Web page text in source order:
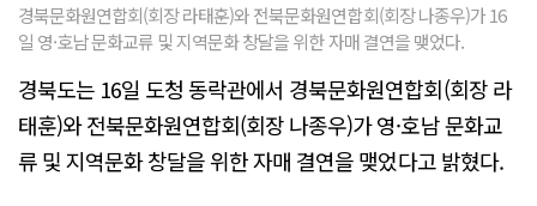
경북문화원연합회(회장 라태훈)와 전북문화원연합회(회장 나종우)가 16
일 영·호남 문화교류 및 지역문화 창달을 위한 자매 결연을 맺었다.
경북도는 16일 도청 동락관에서 경북문화원연합회(회장 라
태훈)와 전북문화원연합회(회장 나종우)가 영·호남 문화교
류 및 지역문화 창달을 위한 자매 결연을 맺었다고 밝혔다.